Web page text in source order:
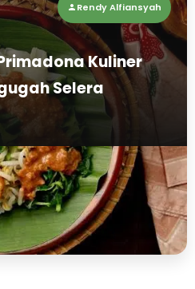
Rendy Alfiansyah
Kuliner
Selera